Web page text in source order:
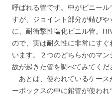
呼ばれる管です。中がビニー
すが、ジョイント部分が錆び
に、耐衝撃性塩化ビニル管。
ので、実は耐久性に非常にす
います。２つのどちらかのマ
故が起きた管を調べてみてくだ
あとは、使われているケース
ーボックスの中に鉛管が使わ